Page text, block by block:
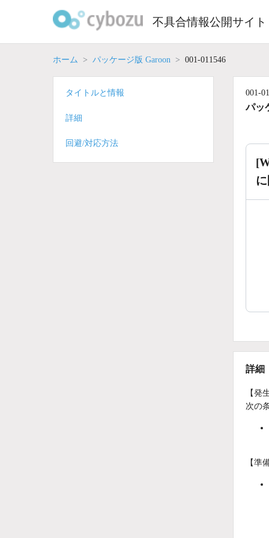
不具合情報公開サイト
ホーム パッケージ版 Garoon 001-011546
001-
パッ
詳細
【発
次の
【準
タイトルと情報
詳細
回避/対応方法